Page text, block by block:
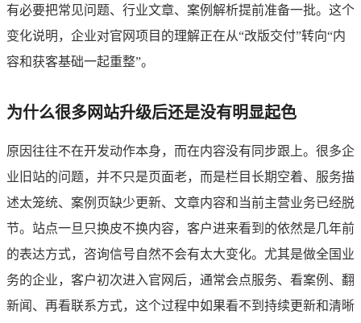
有必要把常见问题、行业文章、案例解析提前准备一批。这个
变化说明，企业对官网项目的理解正在从“改版交付”转向“内
容和获客基础一起重整”。
为什么很多网站升级后还是没有明显起色
原因往往不在开发动作本身，而在内容没有同步跟上。很多企
业旧站的问题，并不只是页面老，而是栏目长期空着、服务描
述太笼统、案例页缺少更新、文章内容和当前主营业务已经脱
节。站点一旦只换皮不换内容，客户进来看到的依然是几年前
的表达方式，咨询信号自然不会有太大变化。尤其是做全国业
务的企业，客户初次进入官网后，通常会点服务、看案例、翻
新闻、再看联系方式，这个过程中如果看不到持续更新和清晰